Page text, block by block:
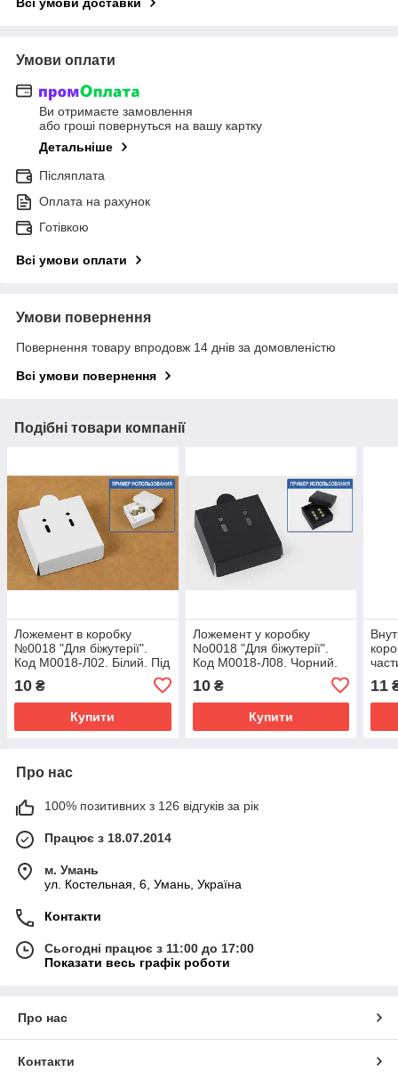
Умови оплати
Ви отримаєте замовлення
або гроші повернуться на вашу картку
Детальніше
Післяплата
Оплата на рахунок
Готівкою
Всі умови оплати
Умови повернення
Повернення товару впродовж 14 днів за домовленістю
Всі умови повернення
Подібні товари компанії
Ложемент в коробку
№0018 "Для біжутерії".
Код М0018-Л02. Білий. Під
10 ₴
Купити
Ложемент у коробку
No0018 "Для біжутерії".
Код М0018-Л08. Чорний.
10₴
Купити
11
Про нас
100% позитивних з 126 відгуків за рік
Працює з 18.07.2014
м. Умань
ул. Костельная, 6, Умань, Україна
Контакти
Сьогодні працює з 11:00 до 17:00
Показати весь графік роботи
Про нас
Контакти